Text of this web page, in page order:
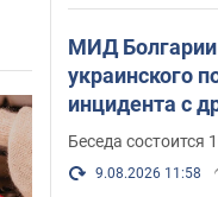
МИД
украинского
инцидента с
произошло
Беседа состоится
9.08.2026 11:58